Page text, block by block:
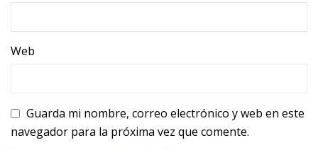
Web
Guarda mi nombre, correo electrónico y web en este
navegador para la próxima vez que comente.